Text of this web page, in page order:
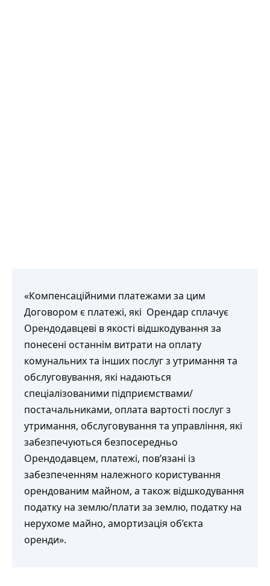
«Компенсаційними платежами за цим
Договором є платежі, які Орендар сплачує
Орендодавцеві в якості відшкодування за
понесені останнім витрати на оплату
комунальних та інших послуг з утримання та
обслуговування, які надаються
спеціалізованими підприємствами/
постачальниками, оплата вартості послуг з
утримання, обслуговування та управління, які
забезпечуються безпосередньо
Орендодавцем, платежі, пов’язані із
забезпеченням належного користування
орендованим майном, а також відшкодування
податку на землю/плати за землю, податку на
нерухоме майно, амортизація об’єкта
оренди».